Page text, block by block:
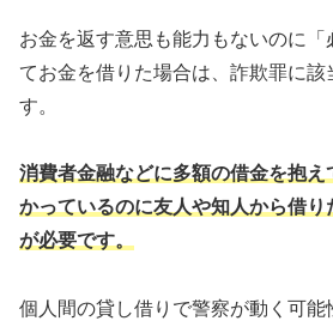
お金を返す意思も能力もないのに「
てお金を借りた場合は、詐欺罪に該
す。
消費者金融などに多額の借金を抱
かっているのに友人や知人から借
が必要です。
個人間の貸し借りで警察が動く可能